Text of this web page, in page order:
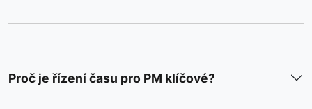
Proč je řízení času pro PM klíčové?